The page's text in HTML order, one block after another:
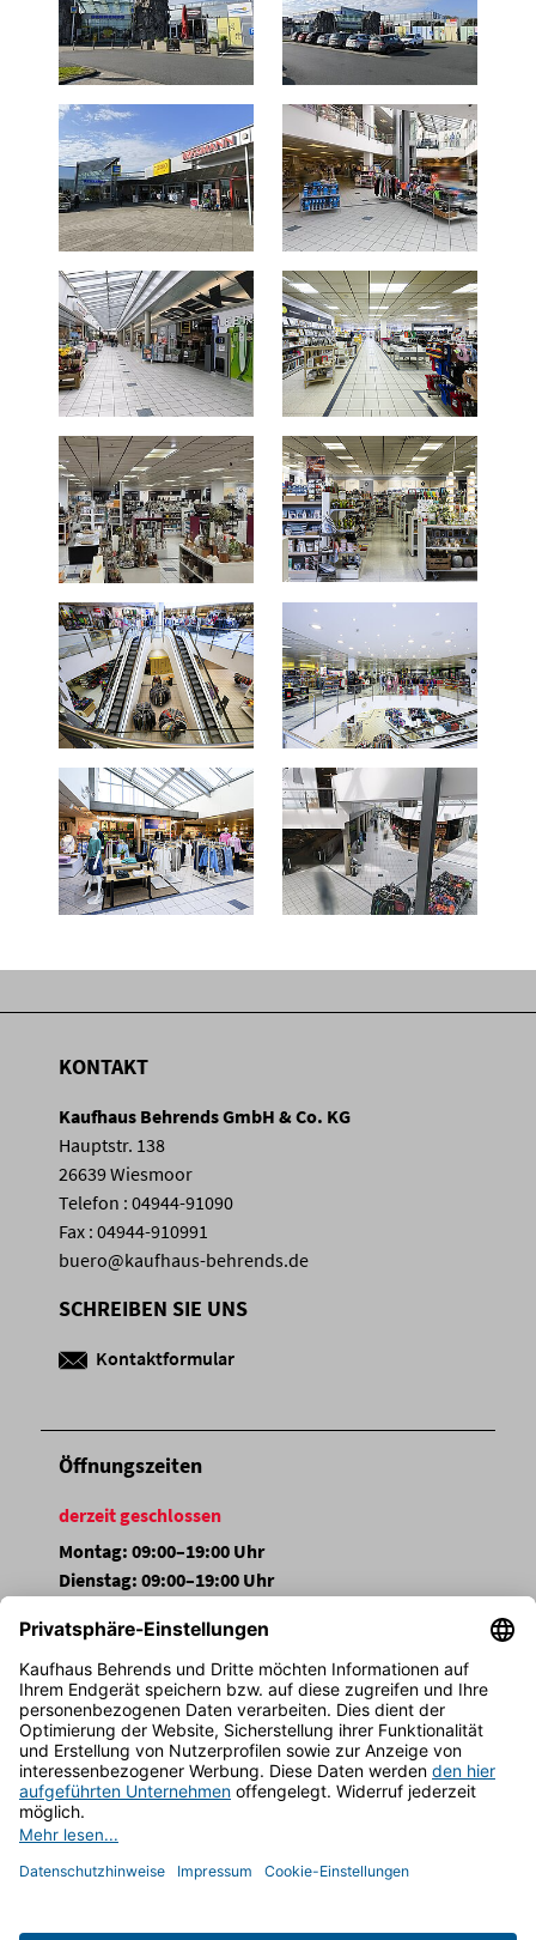
KONTAKT
Kaufhaus Behrends GmbH & Co. KG
Hauptstr. 138
26639 Wiesmoor
Telefon : 04944-91090
Fax : 04944-910991
buero@kaufhaus-behrends.de
SCHREIBEN SIE UNS
Kontaktformular
Öffnungszeiten
derzeit geschlossen
Montag: 09:00–19:00 Uhr
Dienstag: 09:00–19:00 Uhr
Donnerstag: 09:00–19:00 Uhr
Freitag: 09:00–19:00 Uhr
Samstag: 09:00–19:00 Uhr
Sonntag: Geschlossen
FOLGEN SIE UNS